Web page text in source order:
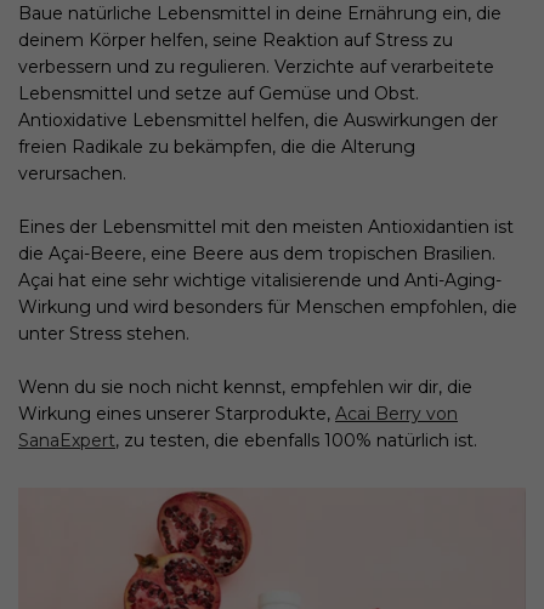
Baue natürliche Lebensmittel in deine Ernährung ein, die
deinem Körper helfen, seine Reaktion auf Stress zu
verbessern und zu regulieren. Verzichte auf verarbeitete
Lebensmittel und setze auf Gemüse und Obst.
Antioxidative Lebensmittel helfen, die Auswirkungen der
freien Radikale zu bekämpfen, die die Alterung
verursachen.
Eines der Lebensmittel mit den meisten Antioxidantien ist
die Açai-Beere, eine Beere aus dem tropischen Brasilien.
Açai hat eine sehr wichtige vitalisierende und Anti-Aging-
Wirkung und wird besonders für Menschen empfohlen, die
unter Stress stehen.
Wenn du sie noch nicht kennst, empfehlen wir dir, die
Wirkung eines unserer Starprodukte, Acai Berry von
SanaExpert, zu testen, die ebenfalls 100% natürlich ist.